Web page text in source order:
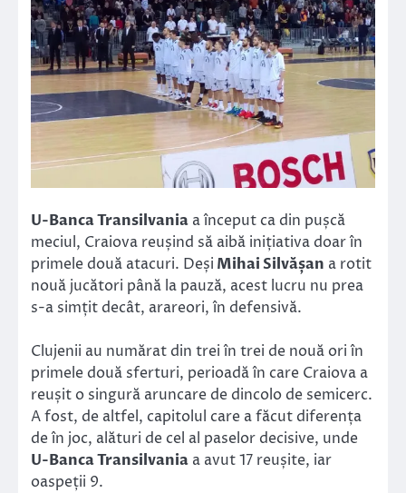
U-Banca Transilvania a început ca din pușcă
meciul, Craiova reușind să aibă inițiativa doar în
primele două atacuri. Deși Mihai Silvășan a rotit
nouă jucători până la pauză, acest lucru nu prea
s-a simțit decât, arareori, în defensivă.
Clujenii au numărat din trei în trei de nouă ori în
primele două sferturi, perioadă în care Craiova a
reușit o singură aruncare de dincolo de semicerc.
A fost, de altfel, capitolul care a făcut diferența
de în joc, alături de cel al paselor decisive, unde
U-Banca Transilvania a avut 17 reușite, iar
oaspeții 9.